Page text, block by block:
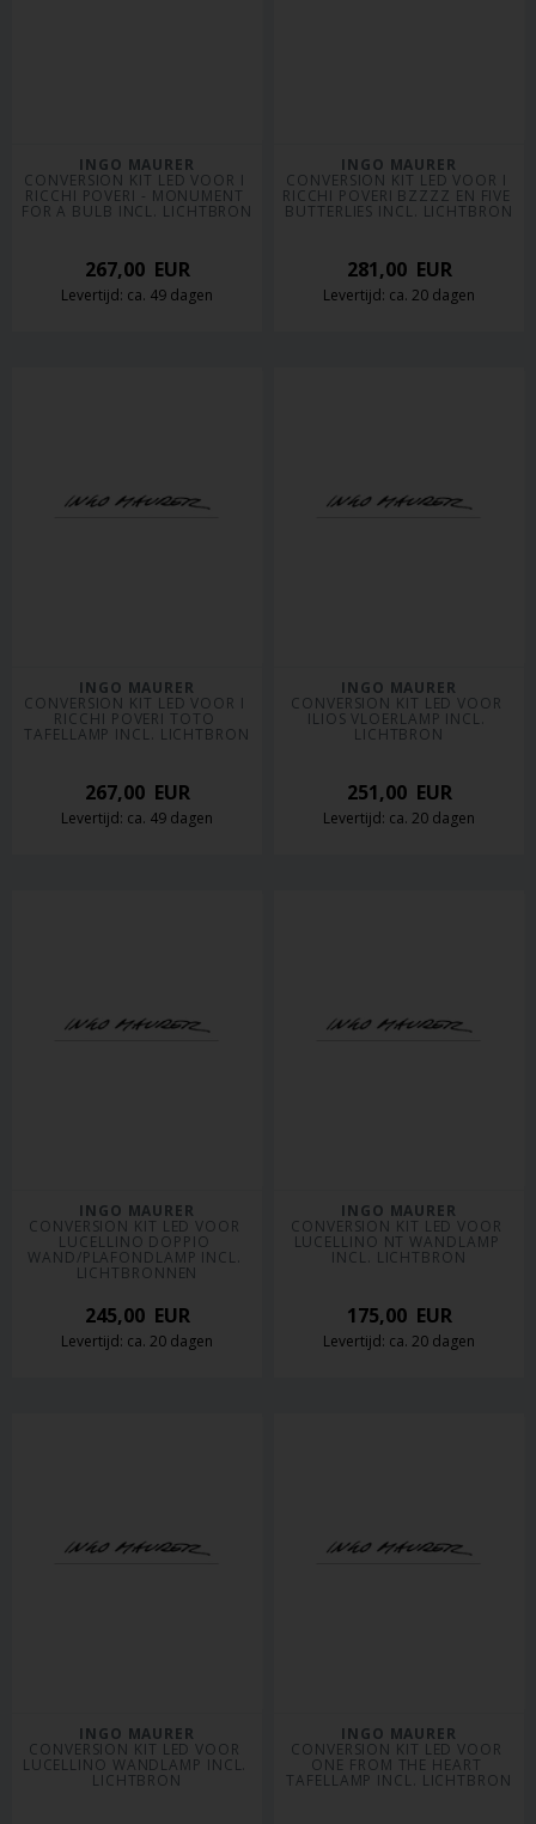
INGO MAURER
CONVERSION KIT LED VOOR I
RICCHI POVERI - MONUMENT
FOR A BULB INCL. LICHTBRON
267,00EUR
Levertijd: ca. 49 dagen
INGO MAURER
CONVERSION KIT LED VOOR I
RICCHI POVERI BZZZZ EN FIVE
BUTTERLIES INCL. LICHTBRON
281,00EUR
Levertijd: ca. 20 dagen
INGO MAURER
CONVERSION KIT LED VOOR I
RICCHI POVERI TOTO
TAFELLAMP INCL. LICHTBRON
267,00EUR
Levertijd: ca. 49 dagen
INGO MAURER
CONVERSION KIT LED VOOR
ILIOS VLOERLAMP INCL.
LICHTBRON
251,00EUR
Levertijd: ca. 20 dagen
INGO MAURER
CONVERSION KIT LED VOOR
LUCELLINO DOPPIO
WAND/PLAFONDLAMP INCL.
LICHTBRONNEN
245,00EUR
Levertijd: ca. 20 dagen
INGO MAURER
CONVERSION KIT LED VOOR
LUCELLINO NT WANDLAMP
INCL. LICHTBRON
175,00EUR
Levertijd: ca. 20 dagen
INGO MAURER
CONVERSION KIT LED VOOR
LUCELLINO WANDLAMP INCL.
LICHTBRON
INGO MAURER
CONVERSION KIT LED VOOR
ONE FROM THE HEART
TAFELLAMP INCL. LICHTBRON